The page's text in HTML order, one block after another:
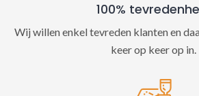
100%
Wij willen enkel tevreden klanten en
keer op keer op in.